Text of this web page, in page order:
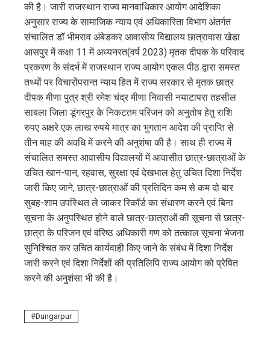
की है। जारी राजस्थान राज्य मानवाधिकार आयोग आदेशिका
अनुसार राज्य के सामाजिक न्याय एवं अधिकारिता विभाग अंतर्गत
संचालित डॉ भीमराव अंबेडकर आवासीय विद्यालय छात्रावास खेडा
आसपुर में कक्षा 11 में अध्यनरत(वर्ष 2023) मृतक दीपक के परिवाद
प्रकरण के संदर्भ में राजस्थान राज्य आयोग एकल पीठ द्वारा समस्त
तथ्यों पर विचारोंपरान्त न्याय हित में राज्य सरकार से मृतक छात्र
दीपक मीणा पुत्र श्री रमेश चंद्र मीणा निवासी नयाटापरा तहसील
साबला जिला डूंगरपुर के निकटतम परिजन को अनुतोष हेतु राशि
रुपए अक्षरे एक लाख रुपये मात्र का भुगतान आदेश की प्राप्ति से
तीन माह की अवधि में करने की अनुशंषा की है। साथ ही राज्य में
संचालित समस्त आवासीय विद्यालयों में आवासीत छात्र-छात्राओं के
उचित खान-पान, रहवास, सुरक्षा एवं देखभाल हेतु उचित दिशा निर्देश
जारी किए जाने, छात्र-छात्राओं की प्रतिदिन कम से कम दो बार
सुबह-शाम उपस्थित ले जाकर रिकॉर्ड का संधारण करने एवं बिना
सूचना के अनुपस्थित होने वाले छात्र-छात्राओं की सूचना से छात्र-
छात्रा के परिजन एवं वरिष्ठ अधिकारी गण को तत्काल सूचना भेजना
सुनिश्चित कर उचित कार्यवाही किए जाने के संबंध में दिशा निर्देश
जारी करने एवं दिशा निर्देशों की प्रतिलिपि राज्य आयोग को प्रेषित
करने की अनुशंसा भी की है।
Dungarpur